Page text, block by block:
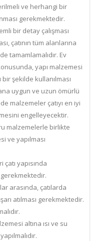
ve herhangi bir
gerekmektedir.
bir detay çalışması
çatının tüm alanlarına
tamamlamalıdır. Ev
yapı malzemesi
şekilde kullanılması
uygun ve uzun ömürlü
malzemeler çatıyı en iyi
engelleyecektir.
malzemelerle birlikte
ve yapılması
çatı yapısında
arasında, çatılarda
atılması gerekmektedir.
altına ısı ve su